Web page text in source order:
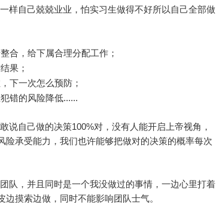
样自己兢兢业业，怕实习生做得不好所以自己全部做
合，给下属合理分配工作；
果；
下一次怎么预防；
错的风险降低......
说自己做的决策100%对，没有人能开启上帝视角，
险承受能力，我们也许能够把做对的决策的概率每次
队，并且同时是一个我没做过的事情，一边心里打着
摸索边做，同时不能影响团队士气。